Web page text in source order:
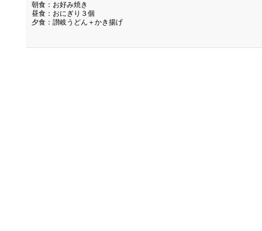
朝食：お好み焼き
昼食：おにぎり３個
夕食：讃岐うどん＋かき揚げ